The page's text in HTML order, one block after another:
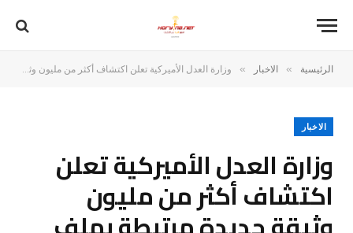
الرئيسية » الاخبار » وزارة العدل الأميركية تعلن اكتشاف أكثر من مليون وثيقة جديدة مرتبطة بملف جيفري إبستين وتؤجل نشرها لحماية الضحايا
الاخبار
وزارة العدل الأميركية تعلن
اكتشاف أكثر من مليون